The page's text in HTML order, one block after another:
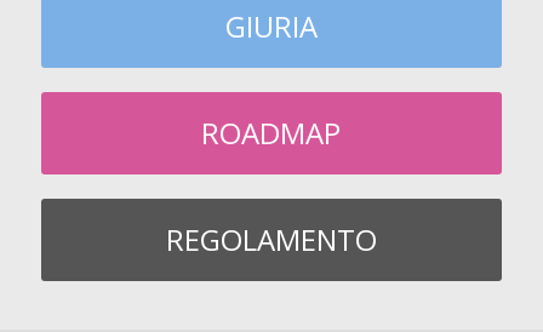
GIURIA
ROADMAP
REGOLAMENTO